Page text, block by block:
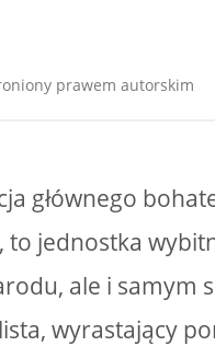
prawem autorskim
głównego
jednostka
ale i samym
wyrastający